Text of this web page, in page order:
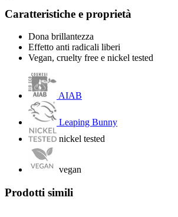
Caratteristiche e proprietà
Dona brillantezza
Effetto anti radicali liberi
Vegan, cruelty free e nickel tested
AIAB
Leaping Bunny
nickel tested
vegan
Prodotti simili